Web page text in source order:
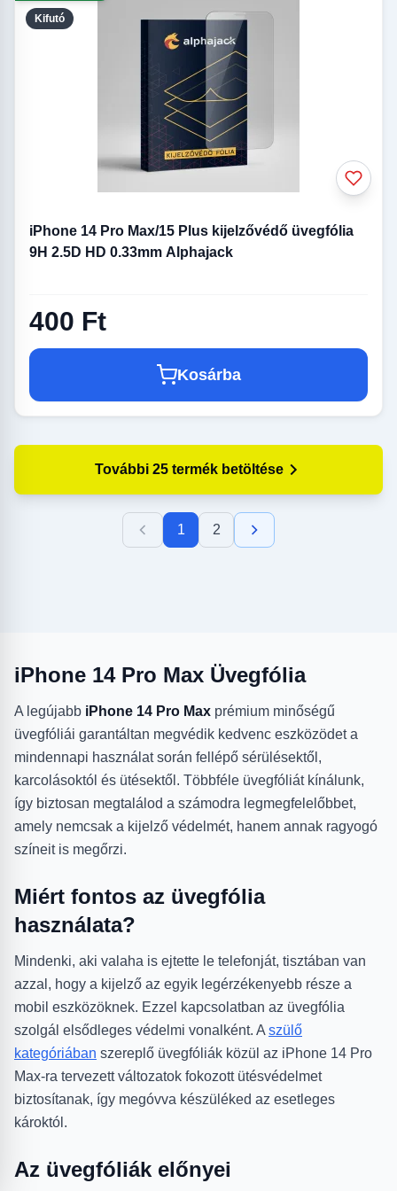
Kifutó
iPhone 14 Pro Max/15 Plus kijelzővédő üvegfólia
9H 2.5D HD 0.33mm Alphajack
400 Ft
Kosárba
További 25 termék betöltése
1 2
iPhone 14 Pro Max Üvegfólia
A legújabb iPhone 14 Pro Max prémium minőségű
üvegfóliái garantáltan megvédik kedvenc eszközödet a
mindennapi használat során fellépő sérülésektől,
karcolásoktól és ütésektől. Többféle üvegfóliát kínálunk,
így biztosan megtalálod a számodra legmegfelelőbbet,
amely nemcsak a kijelző védelmét, hanem annak ragyogó
színeit is megőrzi.
Miért fontos az üvegfólia
használata?
Mindenki, aki valaha is ejtette le telefonját, tisztában van
azzal, hogy a kijelző az egyik legérzékenyebb része a
mobil eszközöknek. Ezzel kapcsolatban az üvegfólia
szolgál elsődleges védelmi vonalként. A szülő
kategóriában szereplő üvegfóliák közül az iPhone 14 Pro
Max-ra tervezett változatok fokozott ütésvédelmet
biztosítanak, így megóvva készüléked az esetleges
károktól.
Az üvegfóliák előnyei